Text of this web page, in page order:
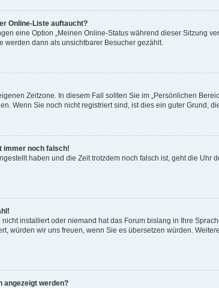
Online-Liste auftaucht?
eine Option „Meinen Online-Status während dieser Sitzung
werden dann als unsichtbarer Besucher gezählt.
Zeitzone. In diesem Fall sollten Sie im „Persönlichen
Wenn Sie noch nicht registriert sind, ist dies ein guter Grund,
immer noch falsch!
haben und die Zeit trotzdem noch falsch ist, geht die Uhr
installiert oder niemand hat das Forum bislang in Ihre
würden wir uns freuen, wenn Sie es übersetzen würden.
angezeigt werden?